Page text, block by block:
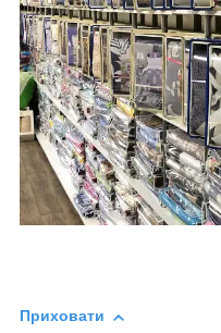
Приховати